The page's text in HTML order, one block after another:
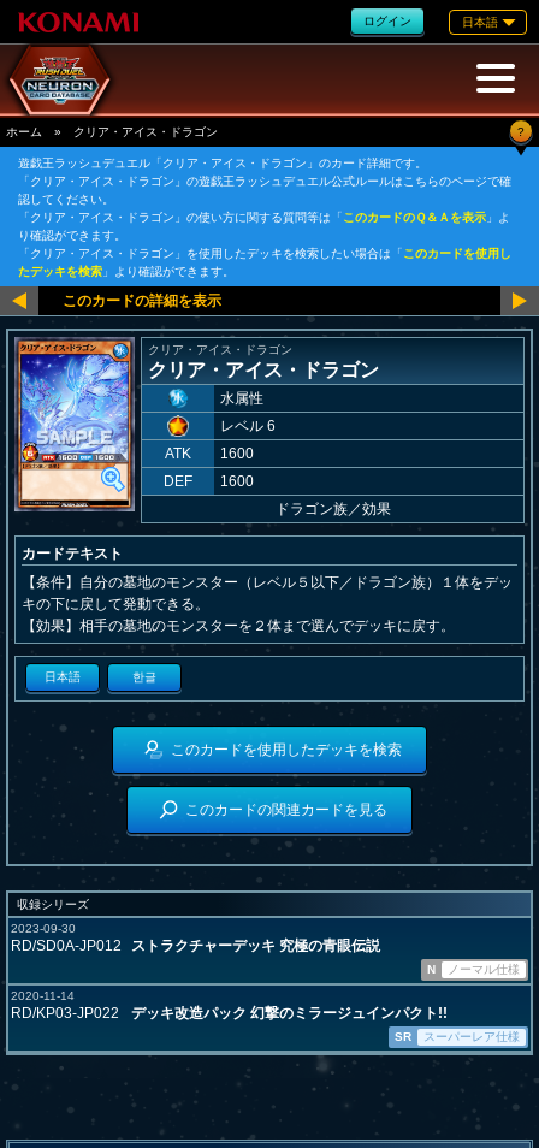
ログイン 日本語
ホーム » クリア・アイス・ドラゴン ?
遊戯王ラッシュデュエル「クリア・アイス・ドラゴン」のカード詳細です。
「クリア・アイス・ドラゴン」の遊戯王ラッシュデュエル公式ルールはこちらのページで確
認してください。
「クリア・アイス・ドラゴン」の使い方に関する質問等は「このカードのＱ＆Ａを表示 」よ
り確認ができます。
「クリア・アイス・ドラゴン」を使用したデッキを検索したい場合は「このカードを使用し
たデッキを検索 」より確認ができます。
クリア・アイス・ドラゴン
クリア・アイス・ドラゴン
水属性
レベル 6
ATK
1600
DEF
1600
ドラゴン族／効果
カードテキスト
【条件】自分の墓地のモンスター（レベル５以下／ドラゴン族）１体をデッ
キの下に戻して発動できる。
【効果】相手の墓地のモンスターを２体まで選んでデッキに戻す。
日本語 한글
このカードを使用したデッキを検索
このカードの関連カードを見る
収録シリーズ
2023-09-30
RD/SD0A-JP012 ストラクチャーデッキ 究極の青眼伝説
N
ノーマル仕様
2020-11-14
RD/KP03-JP022 デッキ改造パック 幻撃のミラージュインパクト!!
SR スーパーレア仕様